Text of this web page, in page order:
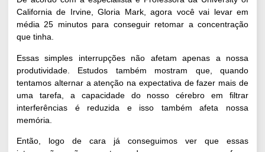
California de Irvine,Gloria Mark, agora você vai levar em
média 25 minutos para conseguir retomar a concentração
que tinha.
Essas simples interrupções não afetam apenas a nossa
produtividade. Estudos também mostram que, quando
tentamos alternar a atenção na expectativa de fazer mais de
uma tarefa, a capacidade do nosso cérebro em filtrar
interferências é reduzida e isso também afeta nossa
memória.
Então, logo de cara já conseguimos ver que essas